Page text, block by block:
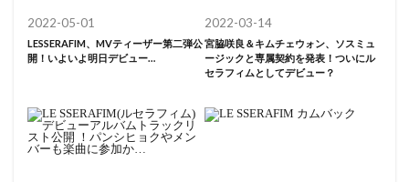
2022-05-01
LESSERAFIM、MVティーザー第二弾公
開！いよいよ明日デビュー…
2022-03-14
宮脇咲良＆キムチェウォン、ソスミュ
ージックと専属契約を発表！ついにル
セラフィムとしてデビュー？